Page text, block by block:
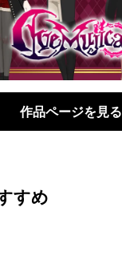
作品ページを見る
すめ